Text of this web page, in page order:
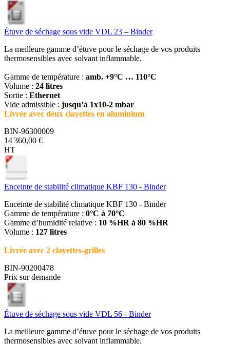
Étuve de séchage sous vide VDL 23 – Binder
La meilleure gamme d’étuve pour le séchage de vos produits
thermosensibles avec solvant inflammable.
Gamme de température : amb. +9°C … 110°C
Volume : 24 litres
Sortie : Ethernet
Vide admissible : jusqu’à 1x10-2 mbar
Livrée avec deux clayettes en aluminium
BIN-96300009
14 360,00 €
HT
Enceinte de stabilité climatique KBF 130 - Binder
Enceinte de stabilité climatique KBF 130 - Binder
Gamme de température : 0°C à 70°C
Gamme d’humidité relative : 10 %HR à 80 %HR
Volume : 127 litres
Livrée avec 2 clayettes-grilles
BIN-90200478
Prix sur demande
Étuve de séchage sous vide VDL 56 - Binder
La meilleure gamme d’étuve pour le séchage de vos produits
thermosensibles avec solvant inflammable.